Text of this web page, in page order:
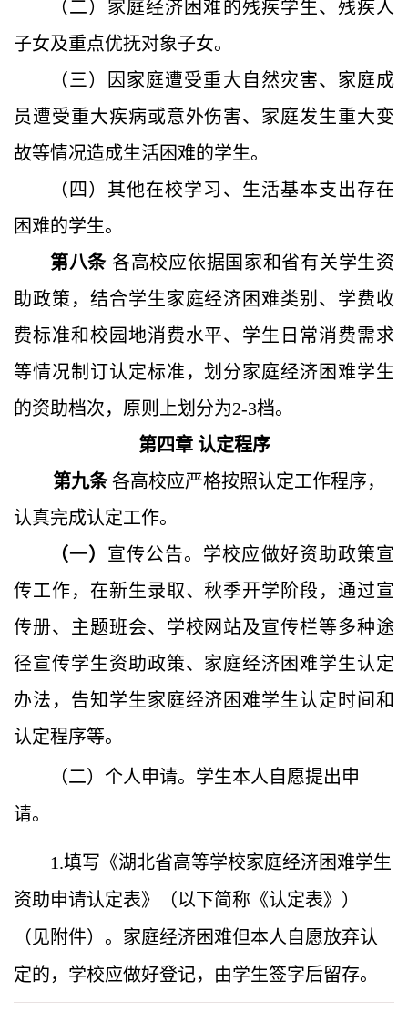
（二）家庭经济困难的残疾学生、残疾人
子女及重点优抚对象子女。
（三）因 家庭遭受重大自然灾害、家庭成
员遭受重大疾病或意外伤害、家庭发生重大变
故等情况造成生活困难的学生。
（四）其他在校学习、生活基本支出存在
困难的学生。
第八条 各高校应依据国家和省有关学生资
助政策，结合学生家庭经济困难类别、学费收
费标准和校园地消费水平、学生日常消费需求
等情况制订认定标准，划分家庭经济困难学生
的资助档次，原则上划分为2-3档。
第四章 认定程序
第九条 各高校应严格按照认定工作程序，
认真完成认定工作。
（一） 宣传公告。学校应做好资助政策宣
传工作，在新生录取、秋季开学阶段，通过宣
传册、主题班会、学校网站及宣传栏等多种途
径宣传学生资助政策、家庭经济困难学生认定
办法，告知学生家庭经济困难学生认定时间和
认定程序等。
（二）个人申请。学生本人自愿提出申
请。
1.填写《湖北省高等学校家庭经济困难学生
资助申请认定表》（以下简称《认定表》）
（见附件）。家庭经济困难但本人自愿放弃认
定的，学校应做好登记，由学生签字后留存。